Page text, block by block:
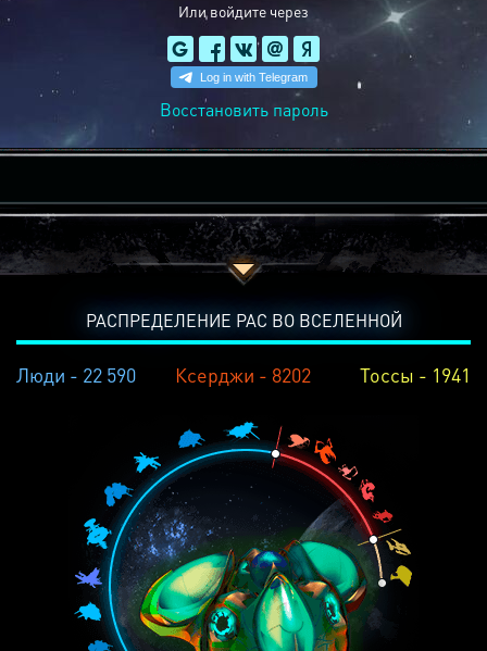
Или войдите через
Восстановить пароль
РАСПРЕДЕЛЕНИЕ РАС ВО ВСЕЛЕННОЙ
Люди - 22 590 Ксерджи - 8202 Тоссы - 1941